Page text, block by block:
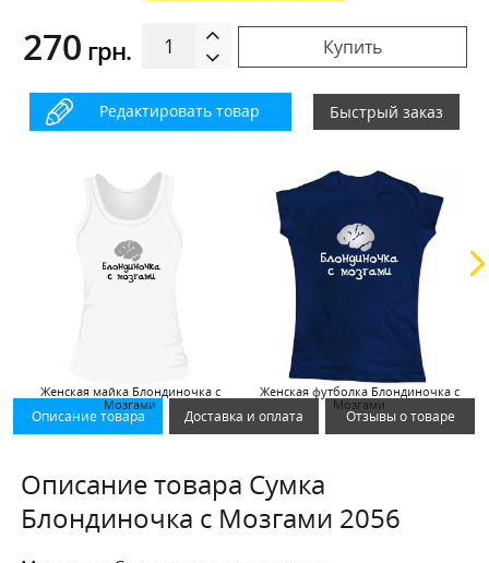
270 грн. Купить
Редактировать товар Быстрый заказ
Женская майка Блондиночка с
Мозгами
Женская футболка Блондиночка с
Мозгами
Описание товара Доставка и оплата Отзывы о товаре
Описание товара Сумка
Блондиночка с Мозгами 2056